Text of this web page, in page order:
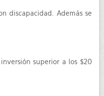
discapacidad. Además se
superior a los $20